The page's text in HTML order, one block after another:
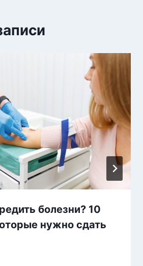
болезни? 10
нужно сдать